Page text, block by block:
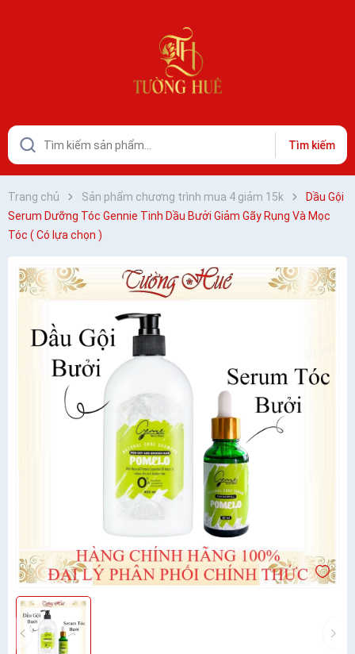
Tìm kiếm
Trang chủ Sản phẩm chương trình mua 4 giảm 15k
Dầu Gội
Serum Dưỡng Tóc Gennie Tinh Dầu Bưởi Giảm Gãy Rụng Và Mọc
Tóc ( Có lựa chọn )